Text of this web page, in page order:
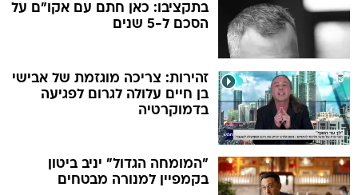
בתקציבו: כאן חתם עם אקו"ם על
הסכם ל-5 שנים
זהירות: צריכה מוגזמת של אבישי
בן חיים עלולה לגרום לפגיעה
בדמוקרטיה
"המומחה הגדול" יניב ביטון
בקמפיין למנורה מבטחים